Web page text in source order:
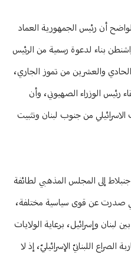
أن رئيس الجمهورية العماد
بناء لدعوة رسمية من الرئيس
والعشرين من تموز الجاري،
رئيس الوزراء الصهيوني، وأن
من جنوب لبنان وتثبيت
إلى المجلس المذهبي لطائفة
صدرت عن قوى سياسية مختلفة،
لبنان وإسرائيل، برعاية الولايات
اللبنانيّ الإسرائيليّ، إذ لا